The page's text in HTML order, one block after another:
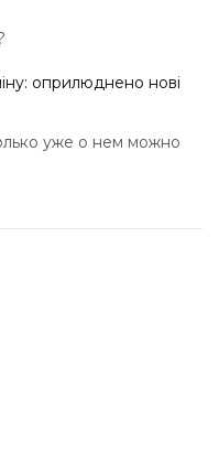
оприлюднено нові
уже о нем можно